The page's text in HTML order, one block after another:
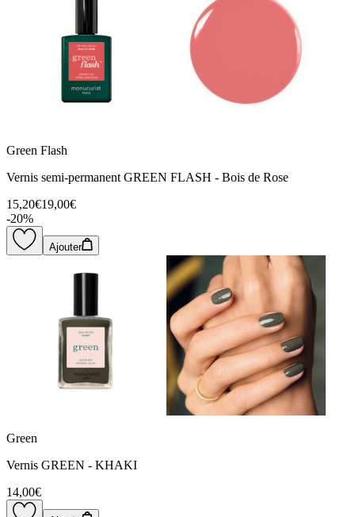
Green Flash
Vernis semi-permanent GREEN FLASH - Bois de Rose
15,20€19,00€
-20%
Ajouter
Green
Vernis GREEN - KHAKI
14,00€